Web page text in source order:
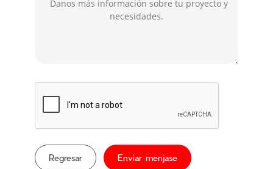
Regresar Enviar menjase